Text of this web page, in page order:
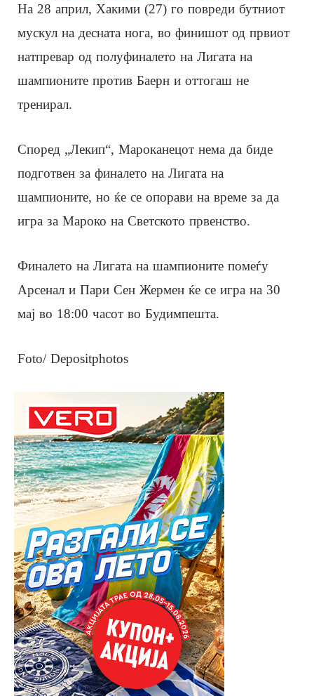
На 28 април, Хакими (27) го повреди бутниот
мускул на десната нога, во финишот од првиот
натпревар од полуфиналето на Лигата на
шампионите против Баерн и оттогаш не
тренирал.
Според „Лекип“, Мароканецот нема да биде
подготвен за финалето на Лигата на
шампионите, но ќе се опорави на време за да
игра за Мароко на Светското првенство.
Финалето на Лигата на шампионите помеѓу
Арсенал и Пари Сен Жермен ќе се игра на 30
мај во 18:00 часот во Будимпешта.
Foto/ Depositphotos